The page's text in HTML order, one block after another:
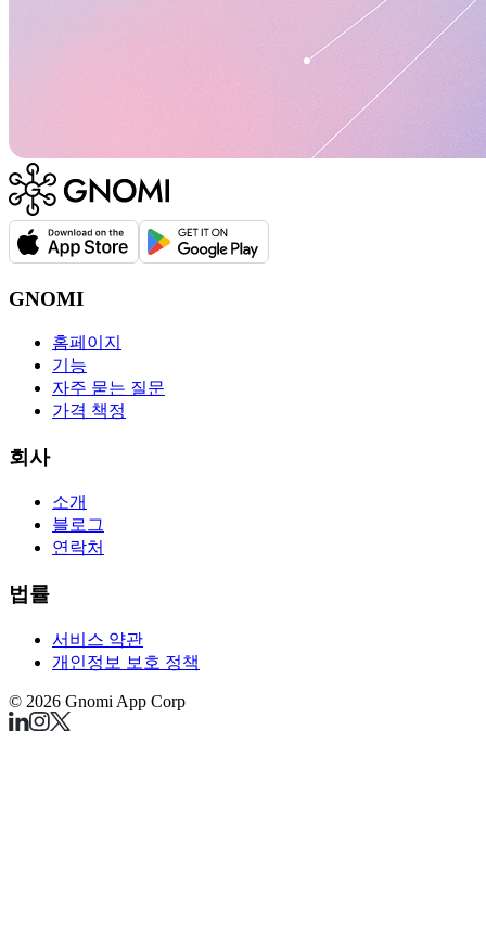
GNOMI
홈페이지
기능
자주 묻는 질문
가격 책정
회사
소개
블로그
연락처
법률
서비스 약관
개인정보 보호 정책
© 2026 Gnomi App Corp